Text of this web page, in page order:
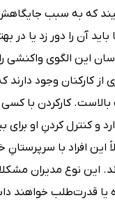
که به سبب
آن را دور زد یا در
این الگوی واکنشی
از کارکنان وجود
بالاست. کارکردن با
و کنترل کردنِ او برای
این افراد با
این نوع مدیران
یا قدرت‌طلب خواهند